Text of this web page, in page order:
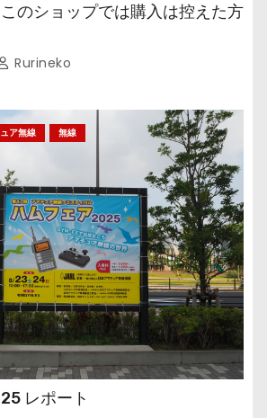
このショップでは購入は控えた方
Rurineko
ア無線 無線
レポート